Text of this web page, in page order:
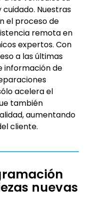
Nuestras
el proceso de
remota en
expertos. Con
a las últimas
información de
acelera el
también
aumentando
cliente.
nuevas